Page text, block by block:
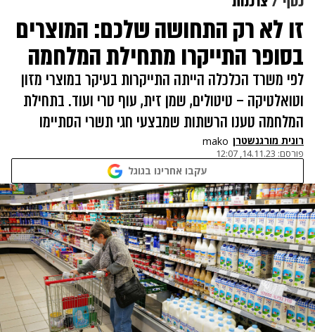
זו לא רק התחושה שלכם: המוצרים
בסופר התייקרו מתחילת המלחמה
לפי משרד הכלכלה הייתה התייקרות בעיקר במוצרי מזון
וטואלטיקה – טיטולים, שמן זית, עוף טרי ועוד. בתחילת
המלחמה טענו הרשתות שמבצעי חגי תשרי הסתיימו
רונית מורגנשטרן mako
פורסם: 14.11.23, 12:07
עקבו אחרינו בגוגל